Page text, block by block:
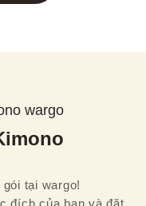
wargo
tại wargo!
đích của bạn và đặt